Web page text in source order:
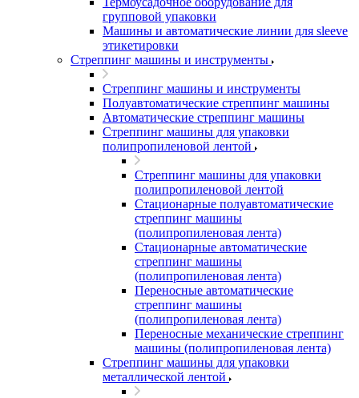
групповой упаковки
Машины и автоматические линии для sleeve
этикетировки
Стреппинг машины и инструменты
Стреппинг машины и инструменты
Полуавтоматические стреппинг машины
Автоматические стреппинг машины
Стреппинг машины для упаковки
полипропиленовой лентой
Стреппинг машины для упаковки
полипропиленовой лентой
Стационарные полуавтоматические
стреппинг машины
(полипропиленовая лента)
Стационарные автоматические
стреппинг машины
(полипропиленовая лента)
Переносные автоматические
стреппинг машины
(полипропиленовая лента)
Переносные механические стреппинг
машины (полипропиленовая лента)
Стреппинг машины для упаковки
металлической лентой